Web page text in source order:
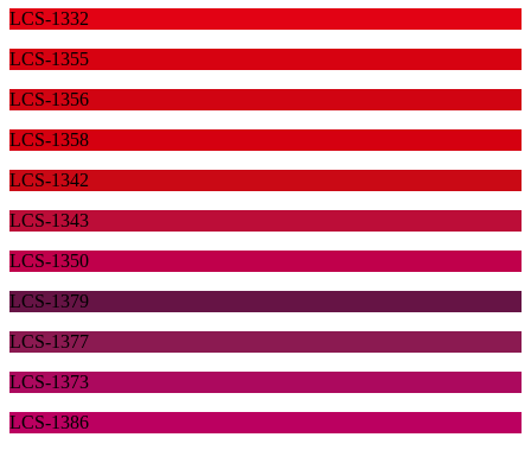
LCS-1332
LCS-1355
LCS-1356
LCS-1358
LCS-1342
LCS-1343
LCS-1350
LCS-1379
LCS-1377
LCS-1373
LCS-1386